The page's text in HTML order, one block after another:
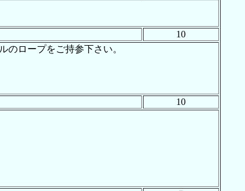
10
のロープをご持参下さい。
10